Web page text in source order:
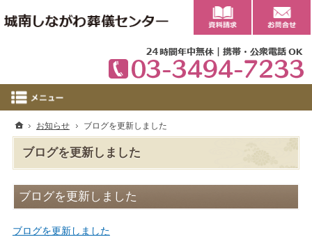
ブログを更新しました
ブログを更新しました
ブログを更新しました
ホーム
お知らせ ブログを更新しました